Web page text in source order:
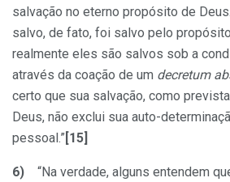
salvação no eterno propósito de
salvo, de fato, foi salvo pelo
realmente eles são salvos sob a
através da coação de um decretum
certo que sua salvação, como
Deus, não exclui sua auto-
pessoal.” [15]
6) “Na verdade, alguns entendem